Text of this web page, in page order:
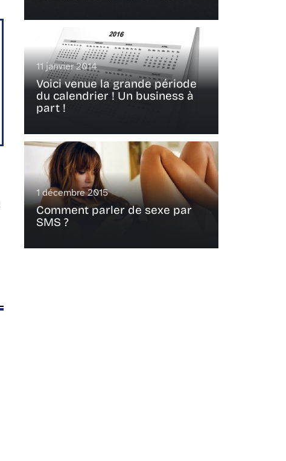
11 janvier 2014
Voici venue la grande période
du calendrier ! Un business à
part !
1 décembre 2015
Comment parler de sexe par
SMS ?